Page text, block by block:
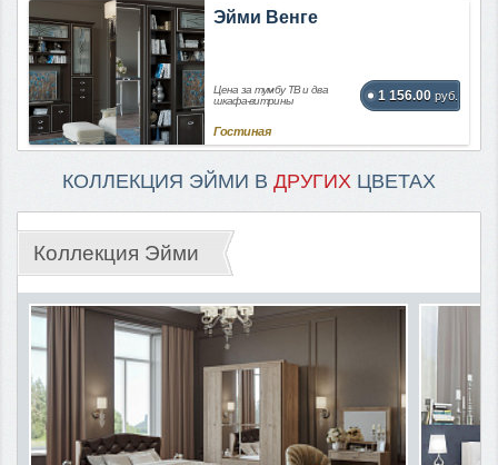
Эйми Венге
Цена за тумбу ТВ и два
шкафа-витрины
1 156.00 руб.
Гостиная
КОЛЛЕКЦИЯ ЭЙМИ В ДРУГИХ ЦВЕТАХ
Коллекция Эйми